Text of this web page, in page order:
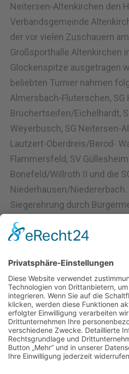
Neitersen-Altenkirchen den
Verbandsgemeinde
der vor vielen Zuschauern
Großsporthalle Altenkirchen
Glockenspitze ausgetragen
beliebten Turnier nahmen
Almersbach-Fluterschen, SG
Bruchertseifen/Eichelhardt,
Weyerbusch, SG Neitersen-
Lautzert-Oberdreis/Berod-
Flammersfeld, SV
Bonefeld/Willroth II und die
Niederhausen/Niedererbach.
Siegerehrung durch
und Marco Schütz
Vizepräsident des
Runde aus, nicht nur über
über die „kleine“ und „große“
Partie waren unter anderem
und Sascha Koch. Der
von den Kickern der
Gerstensaft gefüllt.